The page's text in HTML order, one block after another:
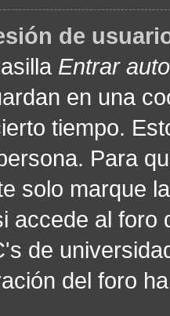
de
Entrar
en una
tiempo.
Para
solo marque
accede al foro
de
del foro